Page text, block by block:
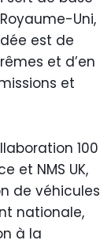
Uni,
est de
et d’en
et
100
et NMS UK,
de véhicules
nationale,
à la